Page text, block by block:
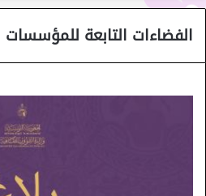
الفضاءات التابعة